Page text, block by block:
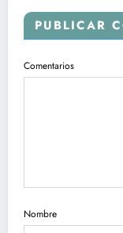
PUBLICAR
Comentarios
Nombre